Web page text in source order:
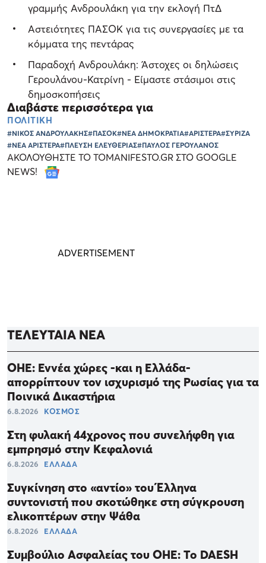
γραμμής Ανδρουλάκη για την εκλογή ΠτΔ
Αστειότητες ΠΑΣΟΚ για τις συνεργασίες με τα
κόμματα της πεντάρας
Παραδοχή Ανδρουλάκη: Άστοχες οι δηλώσεις
Γερουλάνου-Κατρίνη - Είμαστε στάσιμοι στις
δημοσκοπήσεις
Διαβάστε περισσότερα για
ΠΟΛΙΤΙΚΗ
#ΝΙΚΟΣ ΑΝΔΡΟΥΛΑΚΗΣ#ΠΑΣΟΚ#ΝΕΑ ΔΗΜΟΚΡΑΤΙΑ#ΑΡΙΣΤΕΡΑ#ΣΥΡΙΖΑ
#ΝΕΑ ΑΡΙΣΤΕΡΑ#ΠΛΕΥΣΗ ΕΛΕΥΘΕΡΙΑΣ#ΠΑΥΛΟΣ ΓΕΡΟΥΛΑΝΟΣ
ΑΚΟΛΟΥΘΗΣΤΕ ΤΟ TOMANIFESTO.GR ΣΤΟ GOOGLE
NEWS!
ΤΕΛΕΥΤΑΙΑ ΝΕΑ
ΟΗΕ: Εννέα χώρες -και η Ελλάδα-
απορρίπτουν τον ισχυρισμό της Ρωσίας για τα
Ποινικά Δικαστήρια
6.8.2026 ΚΟΣΜΟΣ
Στη φυλακή 44χρονος που συνελήφθη για
εμπρησμό στην Κεφαλονιά
6.8.2026 ΕΛΛΑΔΑ
Συγκίνηση στο «αντίο» του Έλληνα
συντονιστή που σκοτώθηκε στη σύγκρουση
ελικοπτέρων στην Ψάθα
6.8.2026 ΕΛΛΑΔΑ
Συμβούλιο Ασφαλείας του ΟΗΕ: Το DAESH